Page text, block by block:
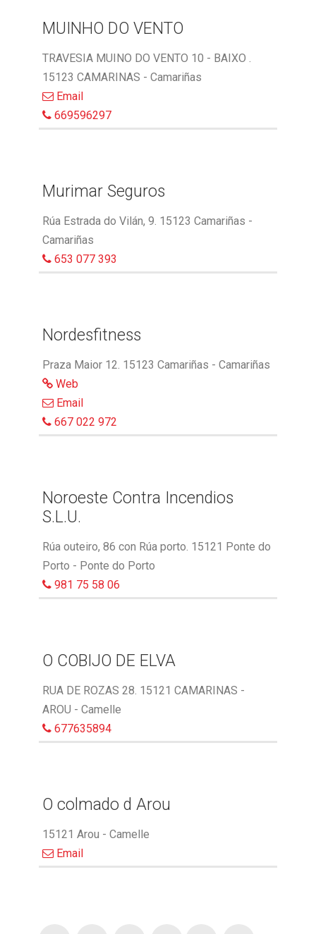
MUINHO DO VENTO
TRAVESIA MUINO DO VENTO 10 - BAIXO .
15123 CAMARINAS - Camariñas
Email
669596297
Murimar Seguros
Rúa Estrada do Vilán, 9. 15123 Camariñas -
Camariñas
653 077 393
Nordesfitness
Praza Maior 12. 15123 Camariñas - Camariñas
Web
Email
667 022 972
Noroeste Contra Incendios
S.L.U.
Rúa outeiro, 86 con Rúa porto. 15121 Ponte do
Porto - Ponte do Porto
981 75 58 06
O COBIJO DE ELVA
RUA DE ROZAS 28. 15121 CAMARINAS -
AROU - Camelle
677635894
O colmado d Arou
15121 Arou - Camelle
Email